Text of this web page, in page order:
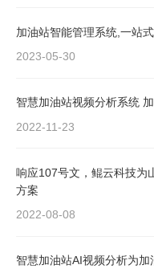
加油站智能管理系统,一站
2023-05-30
智慧加油站视频分析系统
2022-11-23
响应107号文，鲲云科技为
方案
2022-08-08
智慧加油站AI视频分析为加